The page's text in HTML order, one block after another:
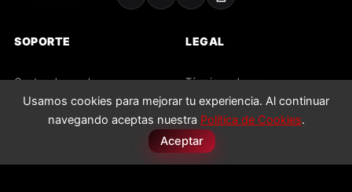
SOPORTE
Centro de ayuda
Contacto
LEGAL
Términos de uso
Política de privacidad
Política de cookies
Usamos cookies para mejorar tu experiencia. Al continuar
navegando aceptas nuestra Política de Cookies.
Aceptar